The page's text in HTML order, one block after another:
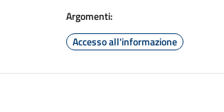
Argomenti:
Accesso all'informazione